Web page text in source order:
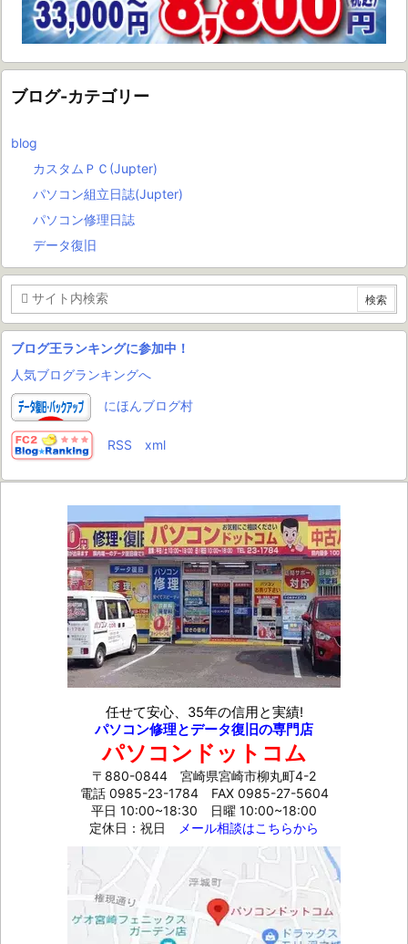
ブログ-カテゴリー
blog
カスタムＰＣ(Jupter)
パソコン組立日誌(Jupter)
パソコン修理日誌
データ復旧
ブログ王ランキングに参加中！
人気ブログランキングへ
にほんブログ村
RSS xml
任せて安心、35年の信用と実績!
パソコン修理とデータ復旧の専門店
パソコンドットコム
〒880-0844 宮崎県宮崎市柳丸町4-2
電話 0985-23-1784FAX 0985-27-5604
平日 10:00~18:30 日曜 10:00~18:00
定休日：祝日
メール相談はこちらから